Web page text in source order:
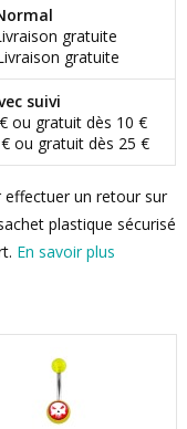
gratuite
gratuite
suivi
ou gratuit dès 10 €
ou gratuit dès 25 €
effectuer un retour sur
plastique sécurisé
En savoir plus